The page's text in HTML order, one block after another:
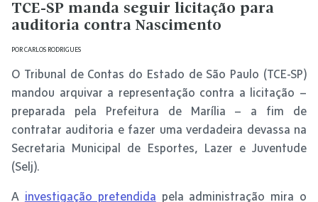
TCE-SP manda seguir licitação para
auditoria contra Nascimento
PORCARLOS RODRIGUES
O Tribunal de Contas do Estado de São Paulo (TCE-SP)
mandou arquivar a representação contra a licitação –
preparada pela Prefeitura de Marília – a fim de
contratar auditoria e fazer uma verdadeira devassa na
Secretaria Municipal de Esportes, Lazer e Juventude
(Selj).
A investigação pretendida pela administração mira o